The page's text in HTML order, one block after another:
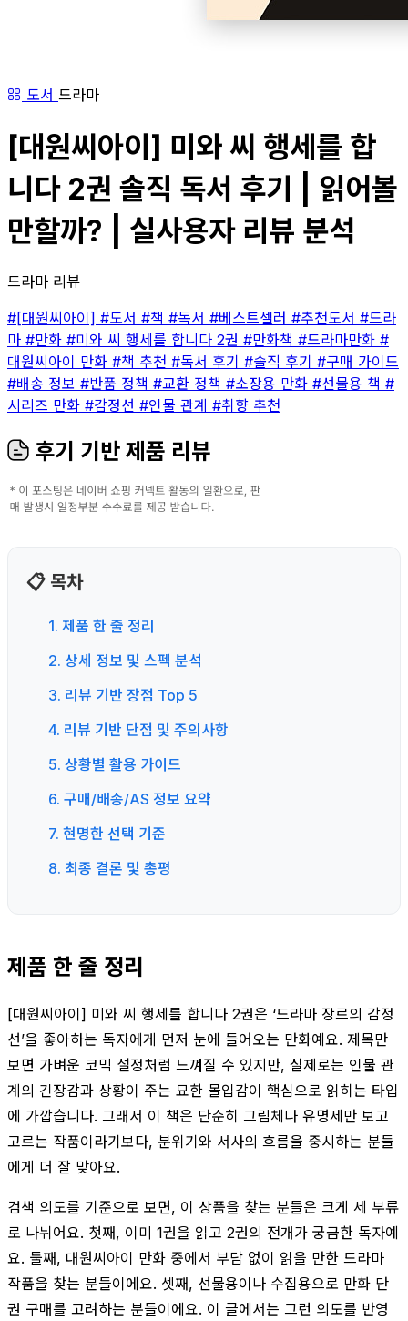
도서 드라마
[대원씨아이] 미와 씨 행세를 합
니다 2권 솔직 독서 후기 | 읽어볼
만할까? | 실사용자 리뷰 분석
드라마 리뷰
#[대원씨아이] #도서 #책 #독서 #베스트셀러 #추천도서 #드라
마 #만화 #미와 씨 행세를 합니다 2권 #만화책 #드라마만화 #
대원씨아이 만화 #책 추천 #독서 후기 #솔직 후기 #구매 가이드
#배송 정보 #반품 정책 #교환 정책 #소장용 만화 #선물용 책 #
시리즈 만화 #감정선 #인물 관계 #취향 추천
후기 기반 제품 리뷰
📋 목차
1. 제품 한 줄 정리
2. 상세 정보 및 스펙 분석
3. 리뷰 기반 장점 Top 5
4. 리뷰 기반 단점 및 주의사항
5. 상황별 활용 가이드
6. 구매/배송/AS 정보 요약
7. 현명한 선택 기준
8. 최종 결론 및 총평
제품 한 줄 정리
[대원씨아이] 미와 씨 행세를 합니다 2권은 ‘드라마 장르의 감정
선’을 좋아하는 독자에게 먼저 눈에 들어오는 만화예요. 제목만
보면 가벼운 코믹 설정처럼 느껴질 수 있지만, 실제로는 인물 관
계의 긴장감과 상황이 주는 묘한 몰입감이 핵심으로 읽히는 타입
에 가깝습니다. 그래서 이 책은 단순히 그림체나 유명세만 보고
고르는 작품이라기보다, 분위기와 서사의 흐름을 중시하는 분들
에게 더 잘 맞아요.
검색 의도를 기준으로 보면, 이 상품을 찾는 분들은 크게 세 부류
로 나뉘어요. 첫째, 이미 1권을 읽고 2권의 전개가 궁금한 독자예
요. 둘째, 대원씨아이 만화 중에서 부담 없이 읽을 만한 드라마
작품을 찾는 분들이에요. 셋째, 선물용이나 수집용으로 만화 단
권 구매를 고려하는 분들이에요. 이 글에서는 그런 의도를 반영